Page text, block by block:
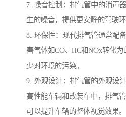
7. 噪音控制：排气管中的消声
生的噪音，提供更安静的驾驶环
8. 环保性：现代排气管通常配
害气体如CO、HC和NOx转化为
少对环境的污染。
9. 外观设计：排气管的外观设
高性能车辆和改装车中，排气
可以提升车辆的整体视觉效果。